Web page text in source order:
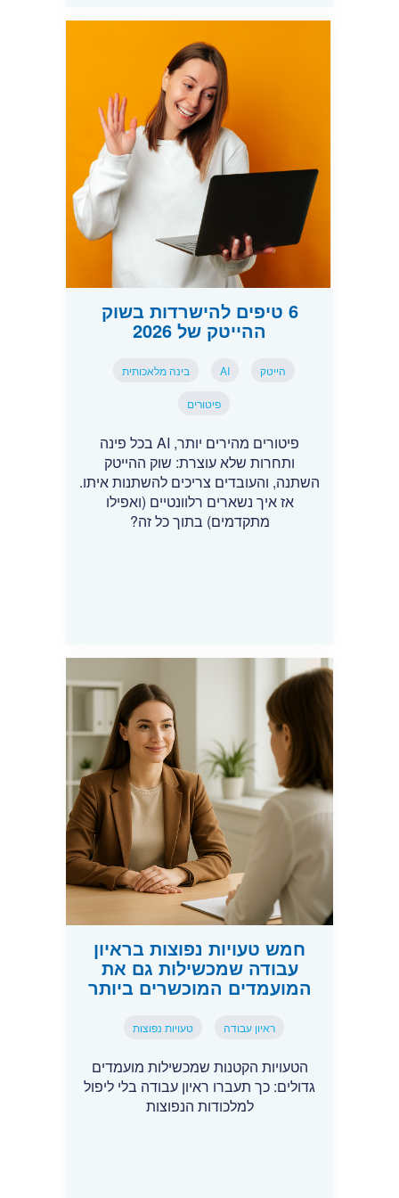
6 טיפים להישרדות בשוק
ההייטק של 2026
הייטק AI בינה מלאכותית
פיטורים
פיטורים מהירים יותר, AI בכל פינה
ותחרות שלא עוצרת: שוק ההייטק
השתנה, והעובדים צריכים להשתנות איתו.
אז איך נשארים רלוונטיים (ואפילו
מתקדמים) בתוך כל זה?
חמש טעויות נפוצות בראיון
עבודה שמכשילות גם את
המועמדים המוכשרים ביותר
ראיון עבודה טעויות נפוצות
הטעויות הקטנות שמכשילות מועמדים
גדולים: כך תעברו ראיון עבודה בלי ליפול
למלכודות הנפוצות